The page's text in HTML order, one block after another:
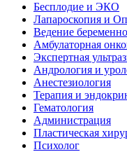
Бесплодие и ЭКО
Лапароскопия и
Ведение
Амбулаторная
Экспертная
Андрология и
Анестезиология
Терапия и
Гематология
Администрация
Пластическая
Психолог